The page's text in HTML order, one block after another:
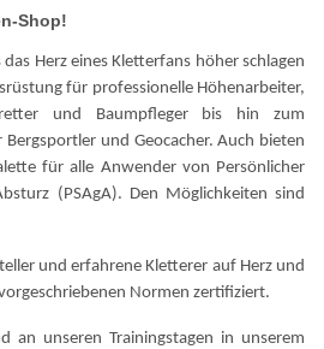
Shop!
Herz eines Kletterfans höher schlagen
für professionelle Höhenarbeiter,
und Baumpfleger bis hin zum
und Geocacher. Auch bieten
für alle Anwender von Persönlicher
(PSAgA). Den Möglichkeiten sind
und erfahrene Kletterer auf Herz und
Normen zertifiziert.
an unseren Trainingstagen in unserem